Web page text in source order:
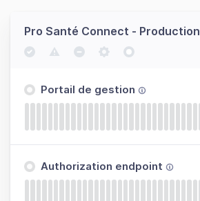
Pro Santé Connect - Production
Portail de gestion
Authorization endpoint